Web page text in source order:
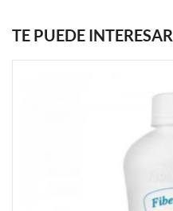
TE PUEDE INTERESAR